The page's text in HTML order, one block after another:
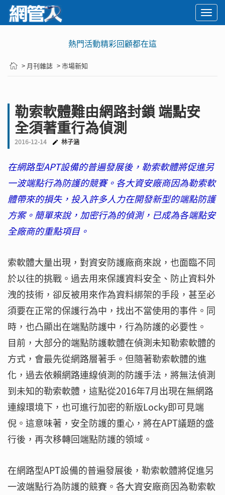
熱門活動精彩回顧都在這
> 月刊雜誌 > 市場新知
勒索軟體難由網路封鎖 端點安
全須著重行為偵測
2016-12-14 林子涵
在網路型APT設備的普遍發展後，勒索軟體將促進另
一波端點行為防護的競賽。各大資安廠商因為勒索軟
體帶來的損失，投入許多人力在開發新型的端點防護
方案。簡單來說，加密行為的偵測，已成為各端點安
全廠商的重點項目。
索軟體大量出現，對資安防護廠商來說，也面臨不同
於以往的挑戰。過去用來保護資料安全、防止資料外
洩的技術，卻反被用來作為資料綁架的手段，甚至必
須要在正常的保護行為中，找出不當使用的事件。同
時，也凸顯出在端點防護中，行為防護的必要性。
目前，大部分的端點防護軟體在偵測未知勒索軟體的
方式，會最先從網路層著手。但隨著勒索軟體的進
化，過去依賴網路連線偵測的防護手法，將無法偵測
到未知的勒索軟體，這點從2016年7月出現在無網路
連線環境下，也可進行加密的新版Locky即可見端
倪。這意味著，安全防護的重心，將在APT議題的盛
行後，再次移轉回端點防護的領域。
在網路型APT設備的普遍發展後，勒索軟體將促進另
一波端點行為防護的競賽。各大資安廠商因為勒索軟